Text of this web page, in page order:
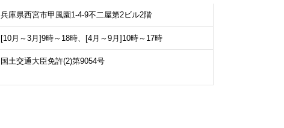
兵庫県西宮市甲風園1-4-9不二屋第2ビル2階
[10月～3月]9時～18時、[4月～9月]10時～17時
国土交通大臣免許(2)第9054号